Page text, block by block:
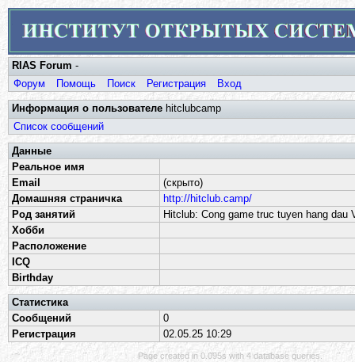
RIAS Forum -
Форум
Помощь Поиск Регистрация Вход
Информация о пользователе hitclubcamp
Список сообщений
Данные
Реальное имя
Email
(скрыто)
Домашняя страничка
http://hitclub.camp/
Род занятий
Hitclub: Cong game truc tuyen hang
Хобби
Расположение
ICQ
Birthday
Статистика
Сообщений
0
Регистрация
02.05.25 10:29
Page created in 0.095s with 4 database queries.